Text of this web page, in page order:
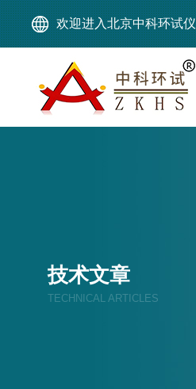
欢迎进入北京中科环试
技术文章
TECHNICAL ARTICLES